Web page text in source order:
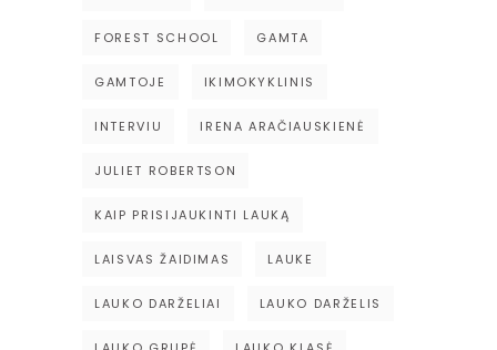
FOREST SCHOOL GAMTA
GAMTOJE IKIMOKYKLINIS
INTERVIU IRENA ARAČIAUSKIENĖ
JULIET ROBERTSON
KAIP PRISIJAUKINTI LAUKĄ
LAISVAS ŽAIDIMAS LAUKE
LAUKO DARŽELIAI LAUKO DARŽELIS